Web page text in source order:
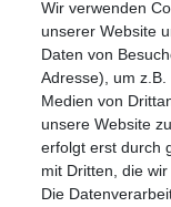
Mein Konto
Registrieren
Anmelden (Login)
Warenkorb
Wir verwenden
unserer Website
Daten von
Adresse), um z.B.
Medien von
unsere Website
erfolgt erst durch
mit Dritten, die
Die